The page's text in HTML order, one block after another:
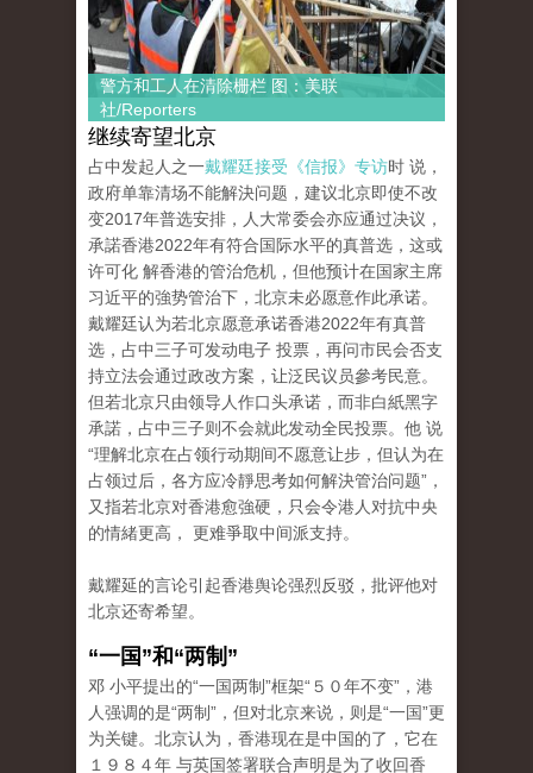
警方和工人在清除栅栏 图：美联
社/Reporters
继续寄望北京
占中发起人之一戴耀廷接受《信报》专访时 说，
政府单靠清场不能解決问题，建议北京即使不改
变2017年普选安排，人大常委会亦应通过决议，
承諾香港2022年有符合国际水平的真普选，这或
许可化 解香港的管治危机，但他预计在国家主席
习近平的強势管治下，北京未必愿意作此承诺。
戴耀廷认为若北京愿意承诺香港2022年有真普
选，占中三子可发动电子 投票，再问市民会否支
持立法会通过政改方案，让泛民议员參考民意。
但若北京只由领导人作口头承诺，而非白紙黑字
承諾，占中三子则不会就此发动全民投票。他 说
“理解北京在占领行动期间不愿意让步，但认为在
占领过后，各方应冷靜思考如何解決管治问题”，
又指若北京对香港愈強硬，只会令港人对抗中央
的情緒更高， 更难爭取中间派支持。
戴耀延的言论引起香港舆论强烈反驳，批评他对
北京还寄希望。
“一国”和“两制”
邓 小平提出的“一国两制”框架“５０年不变”，港
人强调的是“两制”，但对北京来说，则是“一国”更
为关键。北京认为，香港现在是中国的了，它在
１９８４年 与英国签署联合声明是为了收回香